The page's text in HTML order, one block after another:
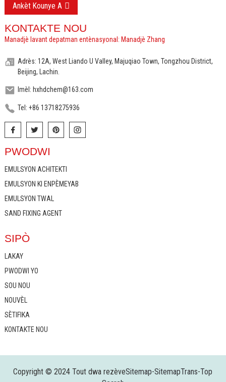
Ankèt Kounye A
KONTAKTE NOU
Manadjè lavant depatman entènasyonal: Manadjè Zhang
Adrès: 12A, West Liando U Valley, Majuqiao Town, Tongzhou District,
Beijing, Lachin.
Imèl: hxhdchem@163.com
Tel: +86 13718275936
PWODWI
EMULSYON ACHITEKTI
EMULSYON KI ENPÈMEYAB
EMULSYON TWAL
SAND FIXING AGENT
SIPÒ
LAKAY
PWODWI YO
SOU NOU
NOUVÈL
SÈTIFIKA
KONTAKTE NOU
Copyright © 2024 Tout dwa rezèveSitemap-SitemapTrans-Top